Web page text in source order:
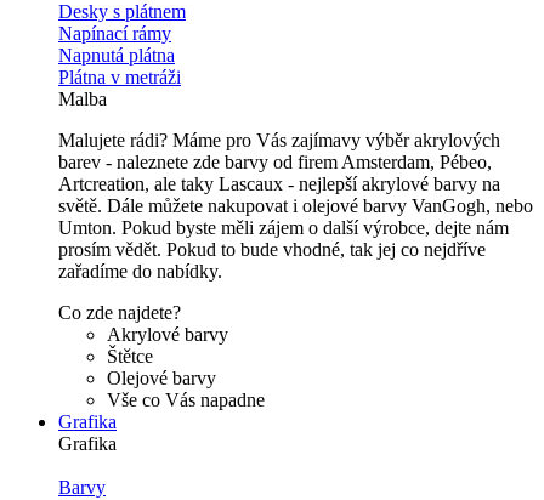
Desky s plátnem
Napínací rámy
Napnutá plátna
Plátna v metráži
Malba
Malujete rádi? Máme pro Vás zajímavy výběr akrylových
barev - naleznete zde barvy od firem Amsterdam, Pébeo,
Artcreation, ale taky Lascaux - nejlepší akrylové barvy na
světě. Dále můžete nakupovat i olejové barvy VanGogh, nebo
Umton. Pokud byste měli zájem o další výrobce, dejte nám
prosím vědět. Pokud to bude vhodné, tak jej co nejdříve
zařadíme do nabídky.
Co zde najdete?
Akrylové barvy
Štětce
Olejové barvy
Vše co Vás napadne
Grafika
Grafika
Barvy